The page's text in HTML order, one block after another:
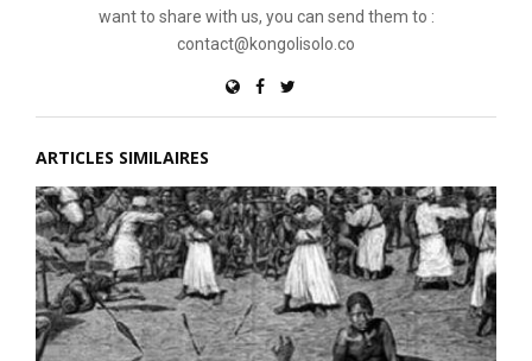
want to share with us, you can send them to :
contact@kongolisolo.co
ARTICLES SIMILAIRES